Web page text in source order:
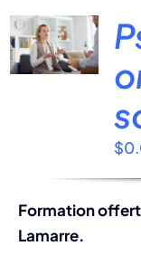
:
$
Formation
Lamarre.